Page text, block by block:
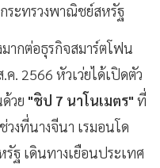
ระทรวงพาณิชย์สหรัฐ
ากต่อธุรกิจสมาร์ตโฟน
ค. 2566 หัวเว่ยได้เปิดตัว
วย "ชิป 7 นาโนเมตร" ที่
วงที่นางจีนา เรมอนโด
ฐ เดินทางเยือนประเทศ